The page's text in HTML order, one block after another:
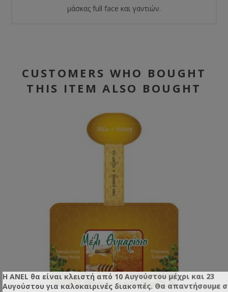
μάσκας full face και γαντιών.
CUSTOMERS WHO BOUGHT
THIS ITEM ALSO BOUGHT
Η ANEL θα είναι κλειστή από 10 Αυγούστου μέχρι και 23
Αυγούστου για καλοκαιρινές διακοπές. Θα απαντήσουμε